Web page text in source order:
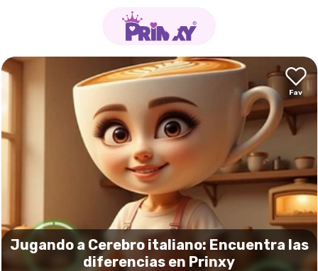
Jugando a Cerebro italiano: Encuentra las
diferencias en Prinxy